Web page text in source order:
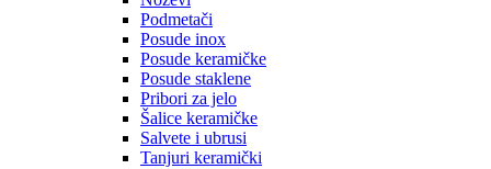
Podmetači
Posude inox
Posude keramičke
Posude staklene
Pribori za jelo
Šalice keramičke
Salvete i ubrusi
Tanjuri keramički